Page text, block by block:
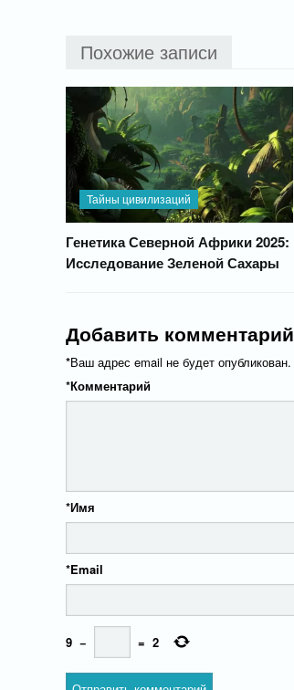
Похожие записи
Тайны цивилизаций
Генетика Северной Африки 2025:
Исследование Зеленой Сахары
Добавить комментарий
Ваш адрес email не будет опубликован.
*
Комментарий
*
Имя
*
Email
*
9 − = 2